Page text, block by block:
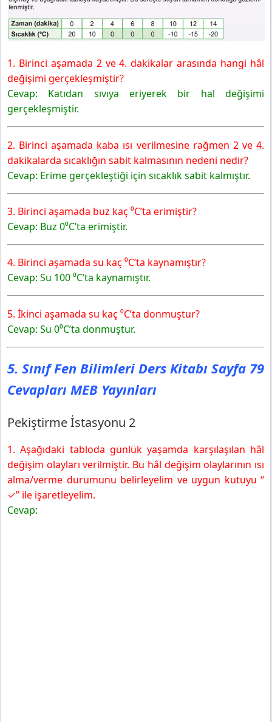
1. Birinci aşamada 2 ve 4. dakikalar arasında hangi hâl
değişimi gerçekleşmiştir?
Cevap: Katıdan sıvıya eriyerek bir hal değişimi
gerçekleşmiştir.
2. Birinci aşamada kaba ısı verilmesine rağmen 2 ve 4.
dakikalarda sıcaklığın sabit kalmasının nedeni nedir?
Cevap: Erime gerçekleştiği için sıcaklık sabit kalmıştır.
3. Birinci aşamada buz kaç ⁰C’ta erimiştir?
Cevap: Buz 0⁰C’ta erimiştir.
4. Birinci aşamada su kaç ⁰C’ta kaynamıştır?
Cevap: Su 100 ⁰C’ta kaynamıştır.
5. İkinci aşamada su kaç ⁰C’ta donmuştur?
Cevap: Su 0⁰C’ta donmuştur.
5. Sınıf Fen Bilimleri Ders Kitabı Sayfa 79
Cevapları MEB Yayınları
Pekiştirme İstasyonu 2
1. Aşağıdaki tabloda günlük yaşamda karşılaşılan hâl
değişim olayları verilmiştir. Bu hâl değişim olaylarının ısı
alma/verme durumunu belirleyelim ve uygun kutuyu “
✓” ile işaretleyelim.
Cevap: